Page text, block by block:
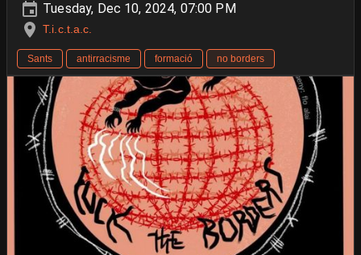
Tuesday, Dec 10, 2024, 07:00 PM
T.i.c.t.a.c.
Sants antirracisme formació no borders